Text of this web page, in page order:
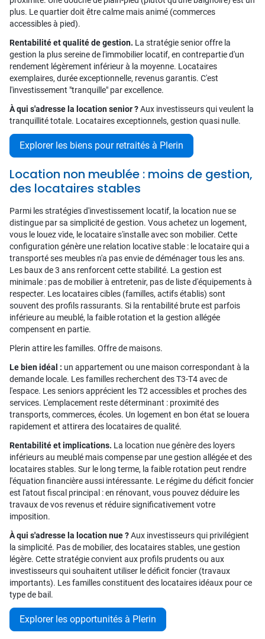
plus. Le quartier doit être calme mais animé (commerces
accessibles à pied).
Rentabilité et qualité de gestion. La stratégie senior offre la
gestion la plus sereine de l'immobilier locatif, en contrepartie d'un
rendement légèrement inférieur à la moyenne. Locataires
exemplaires, durée exceptionnelle, revenus garantis. C'est
l'investissement "tranquille" par excellence.
À qui s'adresse la location senior ?Aux investisseurs qui veulent la
tranquillité totale. Locataires exceptionnels, gestion quasi nulle.
Explorer les biens pour retraités à Plerin
Location non meublée : moins de gestion,
des locataires stables
Parmi les stratégies d'investissement locatif, la location nue se
distingue par sa simplicité de gestion. Vous achetez un logement,
vous le louez vide, le locataire s'installe avec son mobilier. Cette
configuration génère une relation locative stable : le locataire qui a
transporté ses meubles n'a pas envie de déménager tous les ans.
Les baux de 3 ans renforcent cette stabilité. La gestion est
minimale : pas de mobilier à entretenir, pas de liste d'équipements à
respecter. Les locataires cibles (familles, actifs établis) sont
souvent des profils rassurants. Si la rentabilité brute est parfois
inférieure au meublé, la faible rotation et la gestion allégée
compensent en partie.
Plerin attire les familles. Offre de maisons.
Le bien idéal : un appartement ou une maison correspondant à la
demande locale. Les familles recherchent des T3-T4 avec de
l'espace. Les seniors apprécient les T2 accessibles et proches des
services. L'emplacement reste déterminant : proximité des
transports, commerces, écoles. Un logement en bon état se louera
rapidement et attirera des locataires de qualité.
Rentabilité et implications. La location nue génère des loyers
inférieurs au meublé mais compense par une gestion allégée et des
locataires stables. Sur le long terme, la faible rotation peut rendre
l'équation financière aussi intéressante. Le régime du déficit foncier
est l'atout fiscal principal : en rénovant, vous pouvez déduire les
travaux de vos revenus et réduire significativement votre
imposition.
À qui s'adresse la location nue ?Aux investisseurs qui privilégient
la simplicité. Pas de mobilier, des locataires stables, une gestion
légère. Cette stratégie convient aux profils prudents ou aux
investisseurs qui souhaitent utiliser le déficit foncier (travaux
importants). Les familles constituent des locataires idéaux pour ce
type de bail.
Explorer les opportunités à Plerin